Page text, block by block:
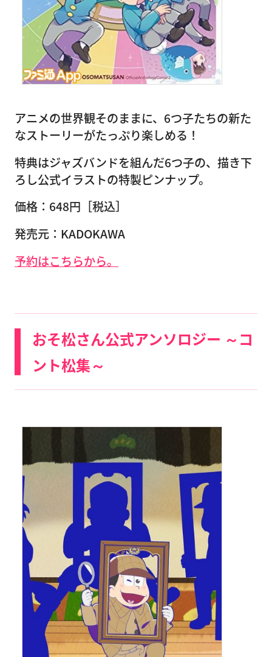
アニメの世界観そのままに、6つ子たちの新た
なストーリーがたっぷり楽しめる！
特典はジャズバンドを組んだ6つ子の、描き下
ろし公式イラストの特製ピンナップ。
価格：648円［税込］
発売元：KADOKAWA
予約はこちらから。
おそ松さん公式アンソロジー ～コ
ント松集～